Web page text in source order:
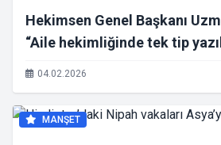
Hekimsen Genel Başkanı
“Aile hekimliğinde tek tip
hekimleri hukuki ve mesleki
04.02.2026
MANŞET